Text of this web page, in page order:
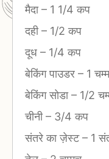
मैदा– 1 1/4 कप
दही– 1/2 कप
दूध – 1/4 कप
बेकिंग पाउडर – 1
बेकिंग सोडा– 1/2
चीनी– 3/4 कप
संतरे का ज़ेस्ट– 1